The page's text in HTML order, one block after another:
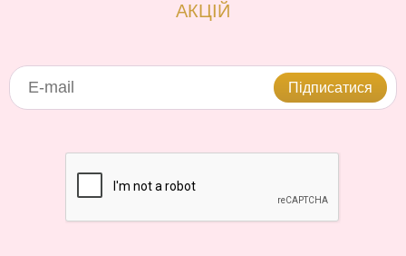
АКЦІЙ
Підписатися